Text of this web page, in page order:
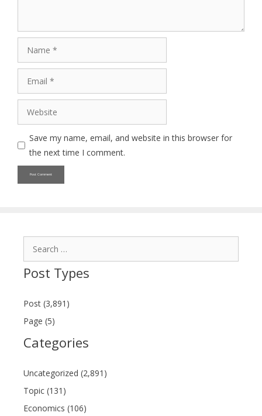
Website
Save my name, email, and website in this browser for
the next time I comment.
Post Types
Post (3,891)
Page (5)
Categories
Uncategorized (2,891)
Topic (131)
Economics (106)